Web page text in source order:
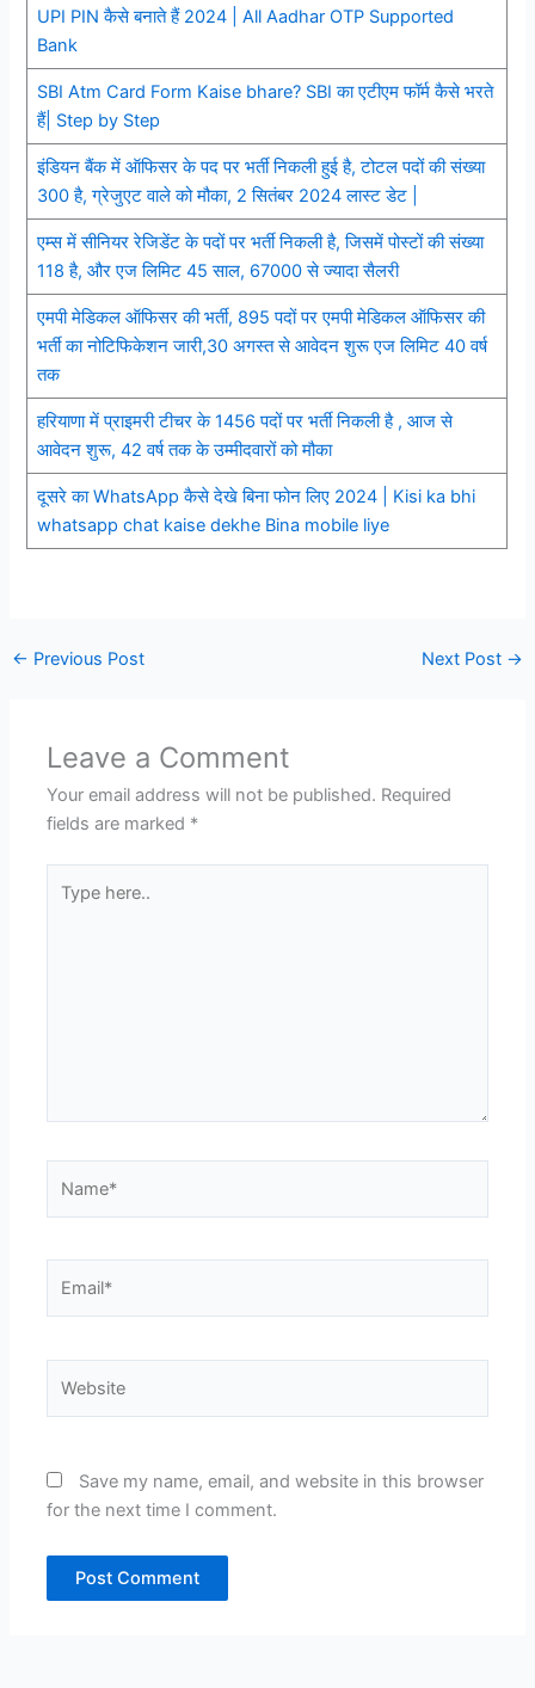
UPI PIN कैसे बनाते हैं 2024 | All Aadhar OTP Supported
Bank
SBI Atm Card Form Kaise bhare? SBI का एटीएम फॉर्म कैसे भरते
हैं| Step by Step
इंडियन बैंक में ऑफिसर के पद पर भर्ती निकली हुई है, टोटल पदों की संख्या
300 है, ग्रेजुएट वाले को मौका, 2 सितंबर 2024 लास्ट डेट |
एम्स में सीनियर रेजिडेंट के पदों पर भर्ती निकली है, जिसमें पोस्टों की संख्या
118 है, और एज लिमिट 45 साल, 67000 से ज्यादा सैलरी
एमपी मेडिकल ऑफिसर की भर्ती, 895 पदों पर एमपी मेडिकल ऑफिसर की
भर्ती का नोटिफिकेशन जारी,30 अगस्त से आवेदन शुरू एज लिमिट 40 वर्ष
तक
हरियाणा में प्राइमरी टीचर के 1456 पदों पर भर्ती निकली है , आज से
आवेदन शुरू, 42 वर्ष तक के उम्मीदवारों को मौका
दूसरे का WhatsApp कैसे देखे बिना फोन लिए 2024 | Kisi ka bhi
whatsapp chat kaise dekhe Bina mobile liye
← Previous Post Next Post →
Leave a Comment
Your email address will not be published. Required
fields are marked *
here..
Save my name, email, and website in this browser
for the next time I comment.